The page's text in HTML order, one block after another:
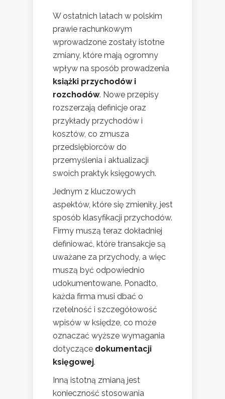
W ostatnich latach w polskim
prawie rachunkowym
wprowadzone zostały istotne
zmiany, które mają ogromny
wpływ na sposób prowadzenia
książki przychodów i
rozchodów. Nowe przepisy
rozszerzają definicje oraz
przykłady przychodów i
kosztów, co zmusza
przedsiębiorców do
przemyślenia i aktualizacji
swoich praktyk księgowych.
Jednym z kluczowych
aspektów, które się zmieniły, jest
sposób klasyfikacji przychodów.
Firmy muszą teraz dokładniej
definiować, które transakcje są
uważane za przychody, a więc
muszą być odpowiednio
udokumentowane. Ponadto,
każda firma musi dbać o
rzetelność i szczegółowość
wpisów w księdze, co może
oznaczać wyższe wymagania
dotyczące dokumentacji
księgowej.
Inną istotną zmianą jest
konieczność stosowania